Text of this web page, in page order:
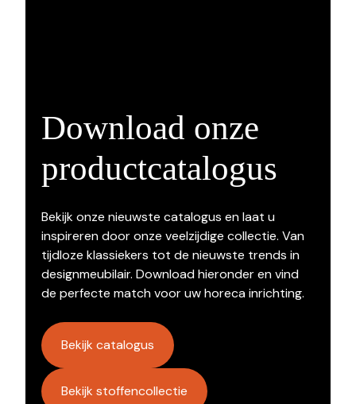
Download onze
productcatalogus
Bekijk onze nieuwste catalogus en laat u
inspireren door onze veelzijdige collectie. Van
tijdloze klassiekers tot de nieuwste trends in
designmeubilair. Download hieronder en vind
de perfecte match voor uw horeca inrichting.
Bekijk catalogus
Bekijk stoffencollectie